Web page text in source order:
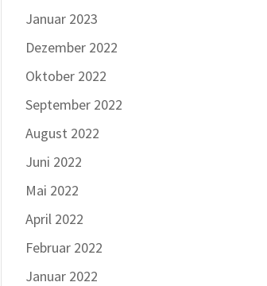
Januar 2023
Dezember 2022
Oktober 2022
September 2022
August 2022
Juni 2022
Mai 2022
April 2022
Februar 2022
Januar 2022